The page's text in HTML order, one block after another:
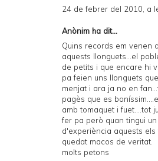
24 de febrer del 2010, a
Anònim ha dit...
Quins records em venen
aquests llonguets...el
de petits i que encare hi
pa feien uns llonguets
menjat i ara ja no en
pagès que es
amb tomaquet i fuet....tot
fer pa però quan tingui un
d'experiència aquests els
quedat macos de veritat.
molts petons